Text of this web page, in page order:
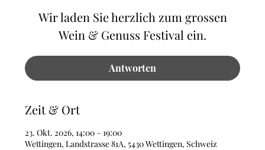
Wir laden Sie herzlich zum grossen
Wein & Genuss Festival ein.
Antworten
Zeit & Ort
23. Okt. 2026, 14:00 – 19:00
Wettingen, Landstrasse 81A, 5430 Wettingen, Schweiz